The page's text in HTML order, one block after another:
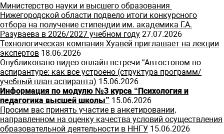
Министерство науки и высшего образования
Нижегородской области подвело итоги конкурсного
отбора на получение стипендии им. академика Г.А.
Разуваева в 2026/2027 учебном году 27.07.2026
Технологическая компания Хуавей приглашает на лекции
экспертов 18.06.2026
Опубликовано видео онлайн встречи “Автостопом по
аспирантуре: как все устроено (структура программ/
учебный план аспиранта) 15.06.2026
Информация по модулю №3 курса “Психология и
педагогика высшей школы” 15.06.2026
Просим вас принять участие в анкетировании,
направленном на оценку качества условий осуществления
образовательной деятельности в ННГУ 15.06.2026